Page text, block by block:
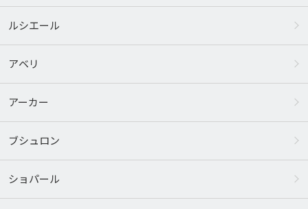
ルシエール
アベリ
アーカー
ブシュロン
ショパール